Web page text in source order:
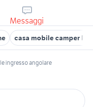
Messaggi
casa mobile camper
ingresso angolare